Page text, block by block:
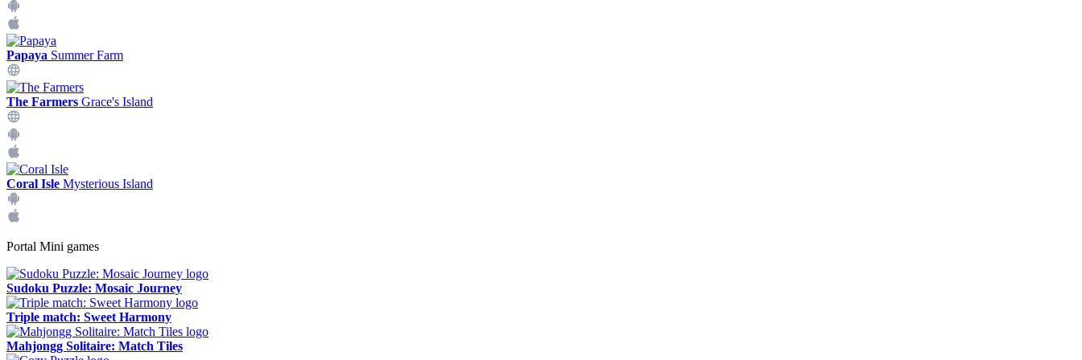
Papaya Summer Farm
The Farmers Grace's Island
Coral Isle Mysterious Island
Portal Mini games
Sudoku Puzzle: Mosaic Journey
Triple match: Sweet Harmony
Mahjongg Solitaire: Match Tiles